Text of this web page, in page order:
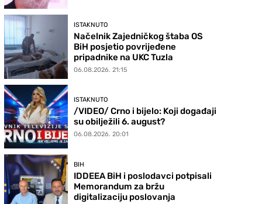
ISTAKNUTO
Načelnik Zajedničkog štaba OS
BiH posjetio povrijeđene
pripadnike na UKC Tuzla
06.08.2026. 21:15
ISTAKNUTO
/VIDEO/ Crno i bijelo: Koji događaji
su obilježili 6. august?
06.08.2026. 20:01
BIH
IDDEEA BiH i poslodavci potpisali
Memorandum za bržu
digitalizaciju poslovanja